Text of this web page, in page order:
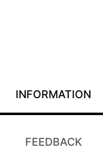
INFORMATION
FEEDBACK